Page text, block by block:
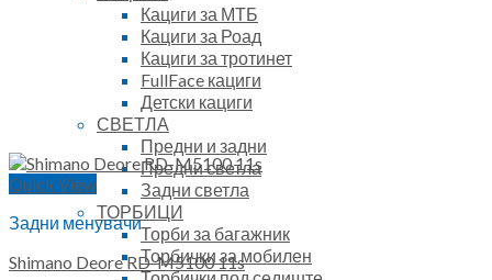
Кациги за МТБ
Кациги за Роад
Кациги за тротинет
FullFace кациги
Детски кациги
СВЕТЛА
Предни и задни
Предни светла
Задни светла
ТОРБИЦИ
Торби за багажник
Торбички за мобилен
Quick View
Задни менувачи
Shimano Deore RD-M5100 11s